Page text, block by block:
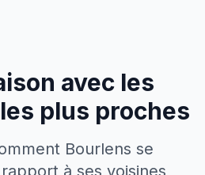
avec les
plus proches
Bourlens se
à ses voisines